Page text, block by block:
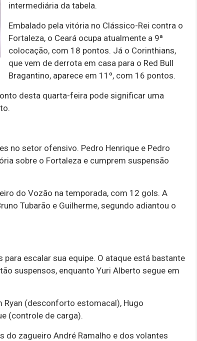
intermediária da tabela.
Embalado pela vitória no Clássico-Rei contra o
Fortaleza, o Ceará ocupa atualmente a 9ª
colocação, com 18 pontos. Já o Corinthians,
que vem de derrota em casa para o Red Bull
Bragantino, aparece em 11º, com 16 pontos.
desta quarta-feira pode significar uma
no setor ofensivo. Pedro Henrique e Pedro
sobre o Fortaleza e cumprem suspensão
do Vozão na temporada, com 12 gols. A
Tubarão e Guilherme, segundo adiantou o
escalar sua equipe. O ataque está bastante
suspensos, enquanto Yuri Alberto segue em
(desconforto estomacal), Hugo
(controle de carga).
do zagueiro André Ramalho e dos volantes